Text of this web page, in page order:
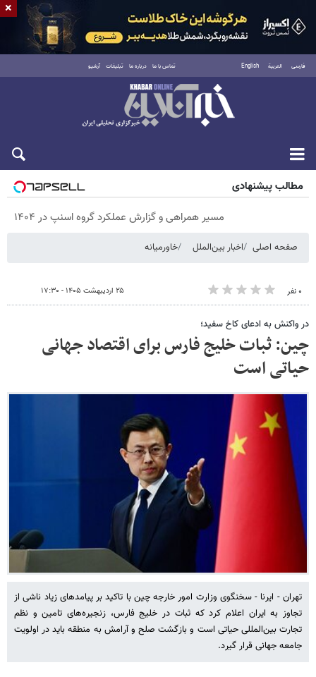
فارسی العربية English تماس با ما درباره ما تبلیغات آرشیو
شنبه ۱۷ مرداد ۱۴۰۵
مطالب پیشنهادی
مسیر همراهی و گزارش عملکرد گروه اسنپ در ۱۴۰۴
صفحه اصلی اخبار بین‌الملل خاورمیانه
۰ نفر ۲۵ اردیبهشت ۱۴۰۵ - ۱۷:۳۰
در واکنش به ادعای کاخ سفید؛
چین: ثبات خلیج فارس برای اقتصاد جهانی
حیاتی است
تهران - ایرنا - سخنگوی وزارت امور خارجه چین با تاکید بر پیامدهای زیاد ناشی از
تجاوز به ایران اعلام کرد که ثبات در خلیج فارس، زنجیره‌های تامین و نظم
تجارت بین‌المللی حیاتی است و بازگشت صلح و آرامش به منطقه باید در اولویت
جامعه جهانی قرار گیرد.
×